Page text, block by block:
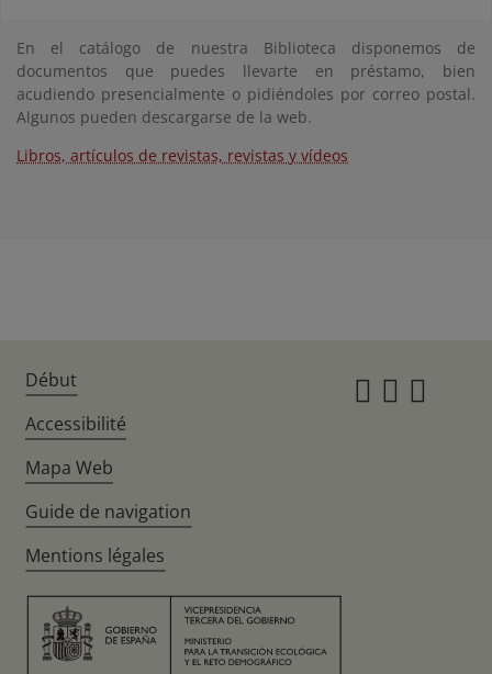
En el catálogo de nuestra Biblioteca disponemos de
documentos que puedes llevarte en préstamo, bien
acudiendo presencialmente o pidiéndoles por correo postal.
Algunos pueden descargarse de la web.
Libros, artículos de revistas, revistas y vídeos
Début
Accessibilité
Mapa Web
Guide de navigation
Mentions légales